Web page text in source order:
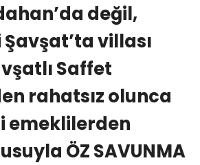
değil,
villası
Saffet
rahatsız olunca
emeklilerden
ÖZ SAVUNMA